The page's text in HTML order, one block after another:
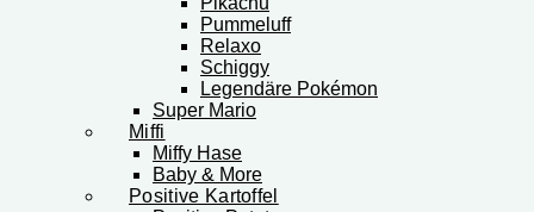
Pummeluff
Relaxo
Schiggy
Legendäre Pokémon
Super Mario
Miffi
Miffy Hase
Baby & More
Positive Kartoffel